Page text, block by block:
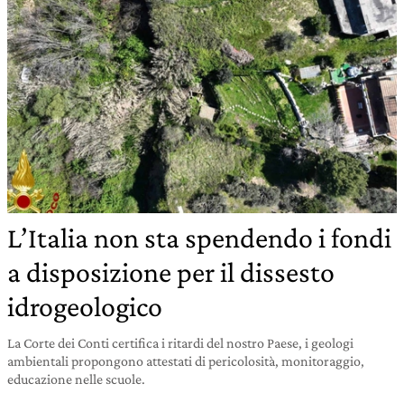
L’Italia non sta spendendo i fondi
a disposizione per il dissesto
idrogeologico
La Corte dei Conti certifica i ritardi del nostro Paese, i geologi
ambientali propongono attestati di pericolosità, monitoraggio,
educazione nelle scuole.